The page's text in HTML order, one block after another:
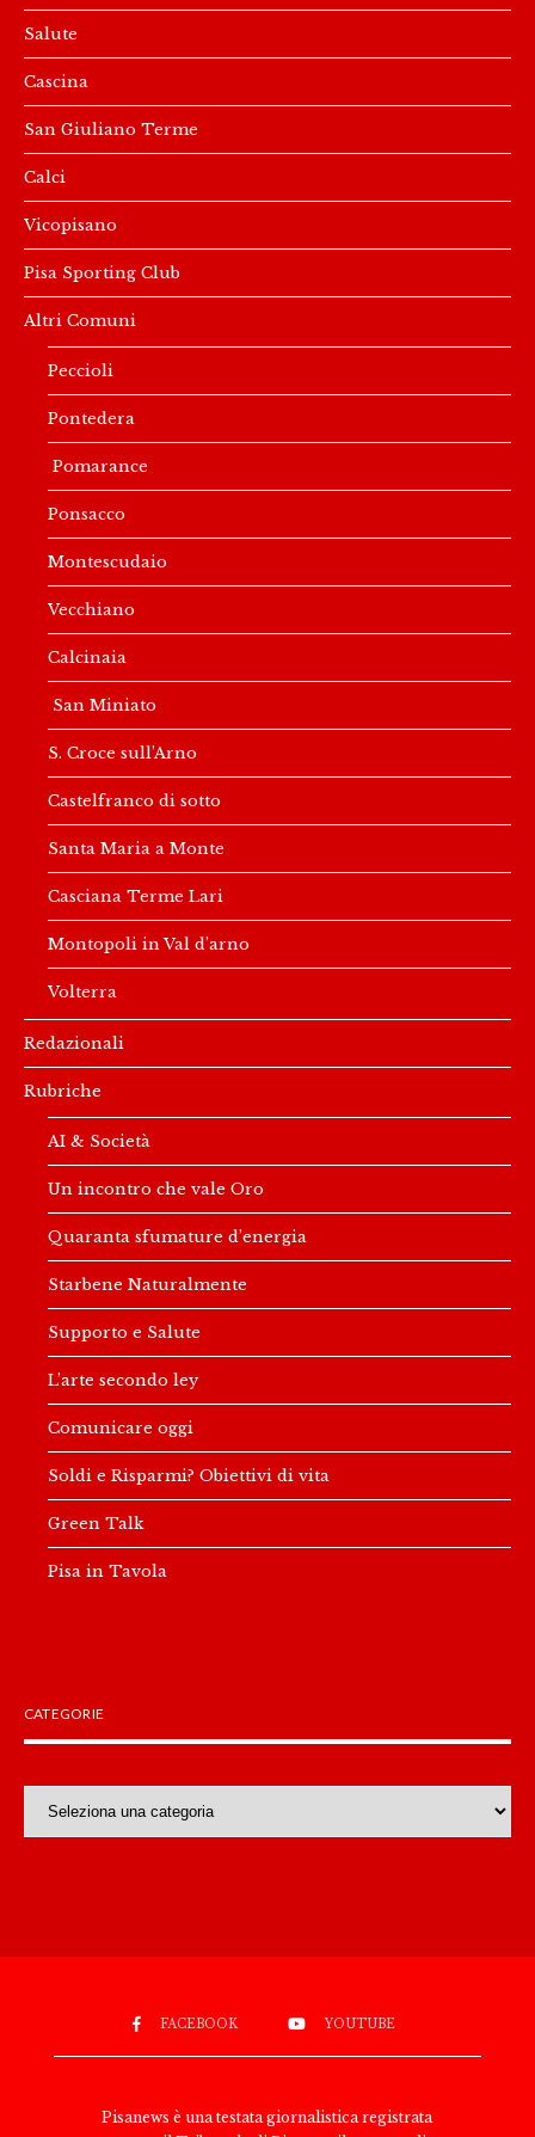
Salute
Cascina
San Giuliano Terme
Calci
Vicopisano
Pisa Sporting Club
Altri Comuni
Peccioli
Pontedera
Pomarance
Ponsacco
Montescudaio
Vecchiano
Calcinaia
San Miniato
S. Croce sull’Arno
Castelfranco di sotto
Santa Maria a Monte
Casciana Terme Lari
Montopoli in Val d’arno
Volterra
Redazionali
Rubriche
AI & Società
Un incontro che vale Oro
Quaranta sfumature d’energia
Starbene Naturalmente
Supporto e Salute
L’arte secondo ley
Comunicare oggi
Soldi e Risparmi? Obiettivi di vita
Green Talk
Pisa in Tavola
CATEGORIE
Categorie
FACEBOOK YOUTUBE
Pisanews è una testata giornalistica registrata